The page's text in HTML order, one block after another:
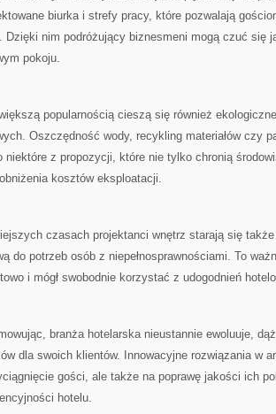
biurka i ‍strefy ‌pracy, ⁢które pozwalają
​Dzięki nim podróżujący ‌biznesmeni mogą czuć ⁣się
pokoju.
popularnością cieszą się również
Oszczędność wody, recykling materiałów czy
niektóre⁢ z propozycji, które nie tylko ⁤chronią
kosztów eksploatacji.
czasach projektanci⁢ wnętrz starają⁢ się
​do‍ potrzeb osób​ z ⁢niepełnosprawnościami. To
i mógł swobodnie korzystać ⁤z ⁢udogodnień‍
branża ⁣hotelarska ‍nieustannie ewoluuje,
dla swoich klientów. ​Innowacyjne rozwiązania⁤ w
gości, ale także na poprawę ⁤jakości ich
hotelu.